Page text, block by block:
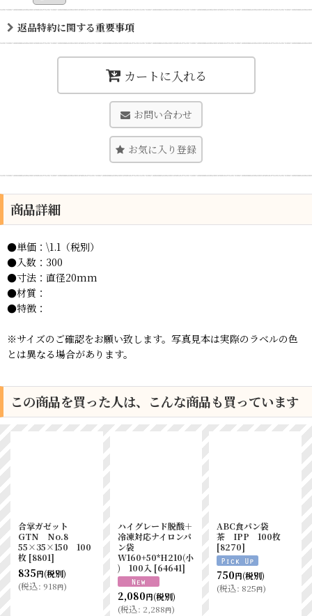
返品特約に関する重要事項
カートに入れる
お問い合わせ
お気に入り登録
商品詳細
●単価：\1.1（税別）
●入数：300
●寸法：直径20mm
●材質：
●特徴：
※サイズのご確認をお願い致します。写真見本は実際のラベルの色
とは異なる場合があります。
この商品を買った人は、こんな商品も買っています
合掌ガゼット
GTN No.8
55×35×150 100
枚 [8801]
835円(税別)
(税込: 918円)
ハイグレード脱酸＋
冷凍対応ナイロンパ
ン袋
W160+50*H210(小
) 100入 [64641]
2,080円(税別)
(税込: 2,288円)
ABC食パン袋
茶 IPP 100枚
[8270]
750円(税別)
(税込: 825円)